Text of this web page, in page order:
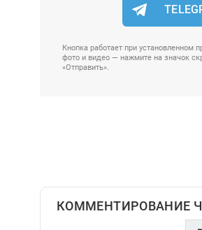
Кнопка работает при установленном
фото и видео — нажмите на значок
«Отправить».
КОММЕНТИРОВАНИЕ